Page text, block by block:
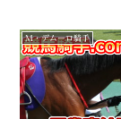
M・デムーロ騎手